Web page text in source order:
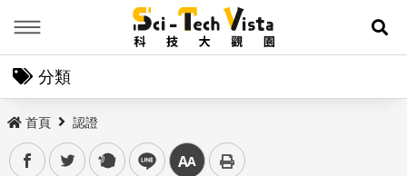
展
分類
首頁 認證
facebooktwitter plurk line 中